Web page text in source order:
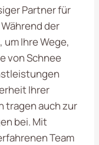
Partner für
der
Ihre Wege,
von Schnee
Ihrer
tragen auch zur
bei. Mit
Team